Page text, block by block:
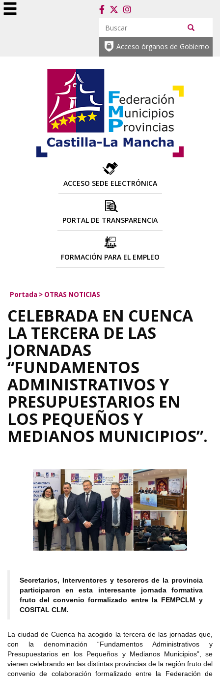
Acceso órganos de Gobierno
ACCESO SEDE ELECTRÓNICA
PORTAL DE TRANSPARENCIA
FORMACIÓN PARA EL EMPLEO
Portada > OTRAS NOTICIAS
CELEBRADA EN CUENCA
LA TERCERA DE LAS
JORNADAS
“FUNDAMENTOS
ADMINISTRATIVOS Y
PRESUPUESTARIOS EN
LOS PEQUEÑOS Y
MEDIANOS MUNICIPIOS”.
Secretarios, Interventores y tesoreros de la provincia
participaron en esta interesante jornada formativa
fruto del convenio formalizado entre la FEMPCLM y
COSITAL CLM.
La ciudad de Cuenca ha acogido la tercera de las jornadas que,
con la denominación “Fundamentos Administrativos y
Presupuestarios en los Pequeños y Medianos Municipios”, se
vienen celebrando en las distintas provincias de la región fruto del
convenio de colaboración formalizado entre la Federación de